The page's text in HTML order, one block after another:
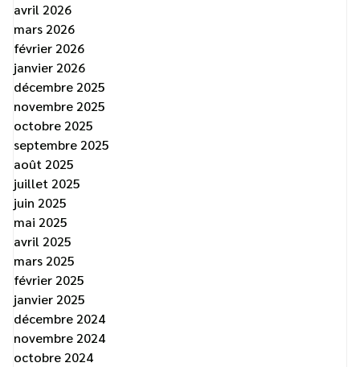
avril 2026
mars 2026
février 2026
janvier 2026
décembre 2025
novembre 2025
octobre 2025
septembre 2025
août 2025
juillet 2025
juin 2025
mai 2025
avril 2025
mars 2025
février 2025
janvier 2025
décembre 2024
novembre 2024
octobre 2024